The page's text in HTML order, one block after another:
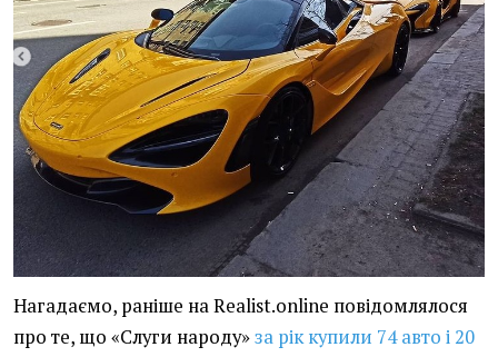
Нагадаємо, раніше на Realist.online повідомлялося
про те, що «Слуги народу»за рік купили 74 авто і 20